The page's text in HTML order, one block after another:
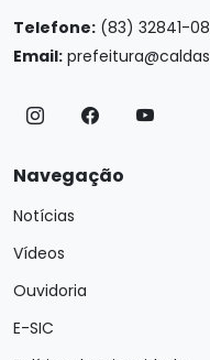
Telefone: (83) 32841-
Email:
Navegação
Notícias
Vídeos
Ouvidoria
E-SIC